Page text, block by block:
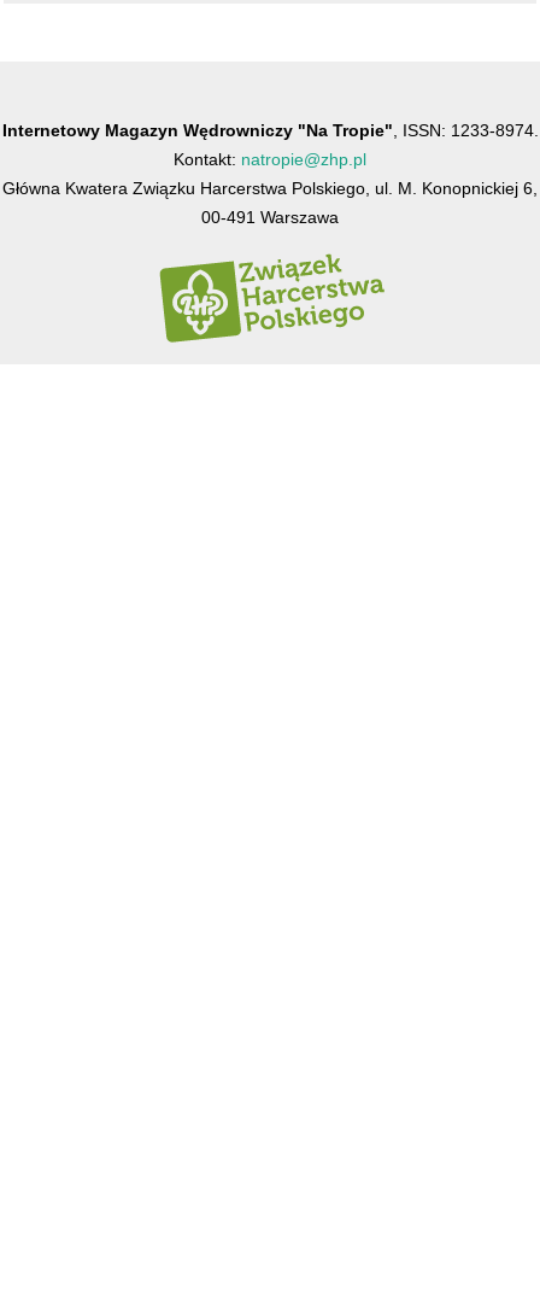
Internetowy Magazyn Wędrowniczy "Na Tropie" , ISSN: 1233-8974.
Kontakt: natropie@zhp.pl
Główna Kwatera Związku Harcerstwa Polskiego, ul. M. Konopnickiej 6,
00-491 Warszawa